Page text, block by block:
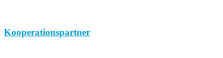
Kooperationspartner